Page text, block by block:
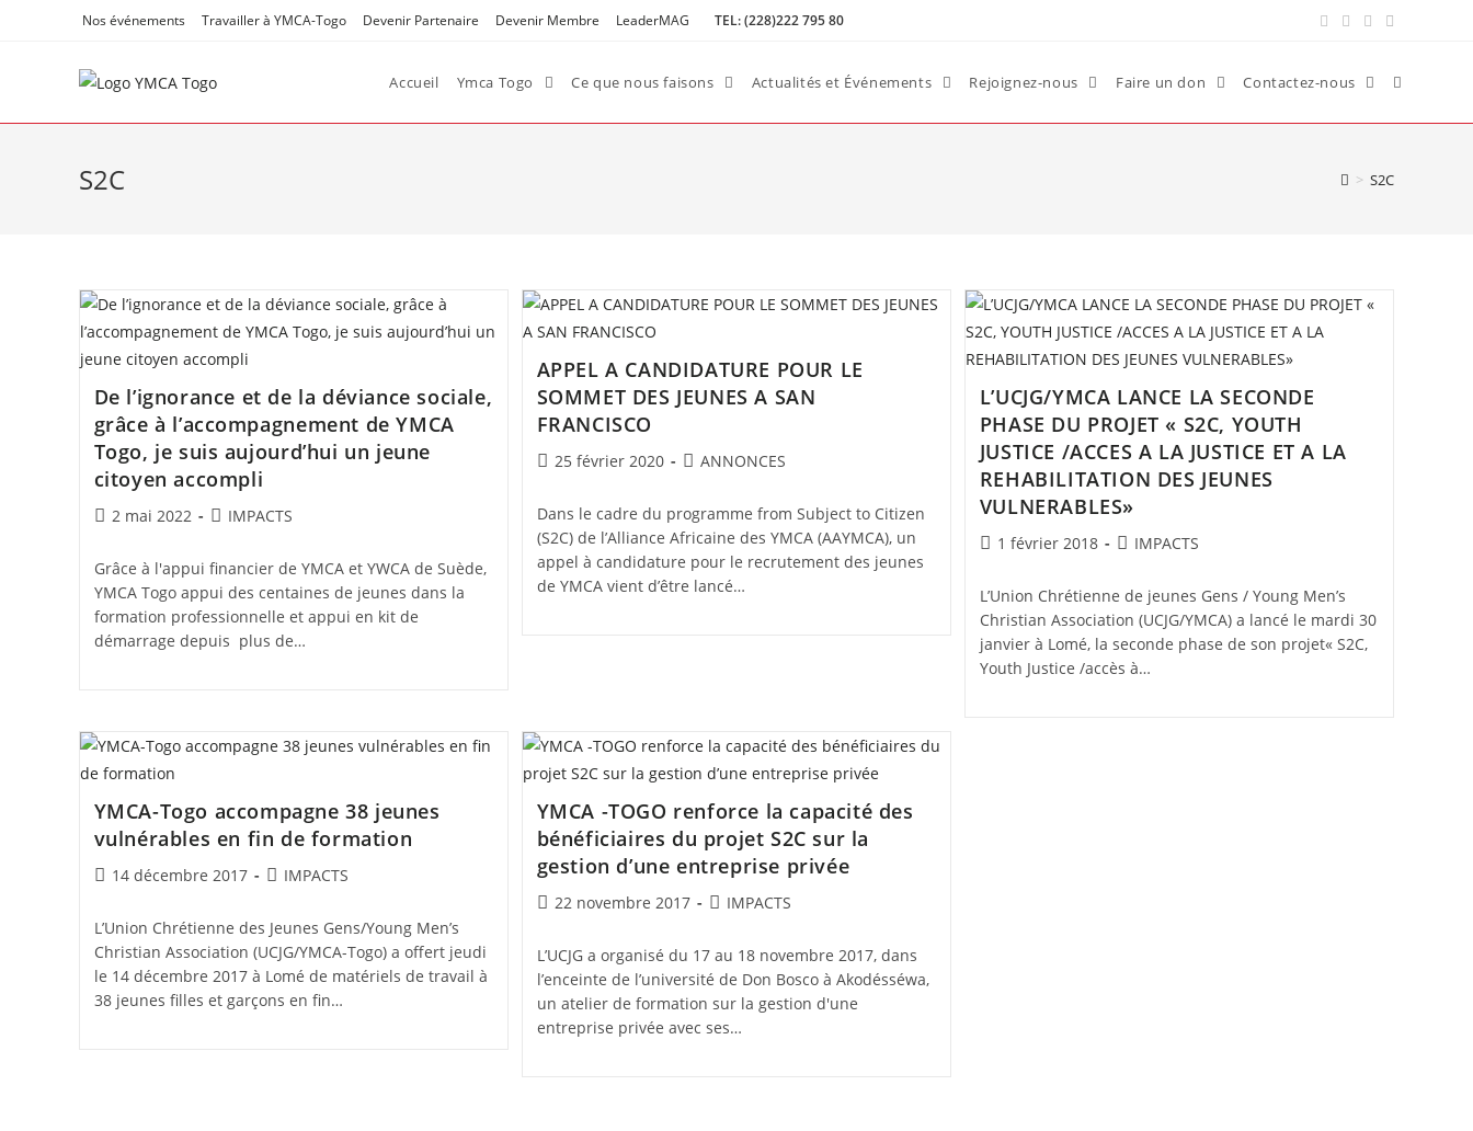
Nos événements Travailler à YMCA-Togo Devenir Partenaire Devenir Membre LeaderMAG TEL: (228)222 795 80
Accueil Ymca Togo Ce que nous faisons Actualités et Événements Rejoignez-nous Faire un don Contactez-nous
S2C > S2C
De l’ignorance et de la déviance sociale,
grâce à l’accompagnement de YMCA
Togo, je suis aujourd’hui un jeune
citoyen accompli
Post2 mai 2022
PostIMPACTS
Grâce à l'appui financier de YMCA et YWCA de Suède,
YMCA Togo appui des centaines de jeunes dans la
formation professionnelle et appui en kit de
démarrage depuis plus de…
APPEL A CANDIDATURE POUR LE
SOMMET DES JEUNES A SAN
FRANCISCO
Post25 février 2020
PostANNONCES
Dans le cadre du programme from Subject to Citizen
(S2C) de l’Alliance Africaine des YMCA (AAYMCA), un
appel à candidature pour le recrutement des jeunes
de YMCA vient d’être lancé…
L’UCJG/YMCA LANCE LA SECONDE
PHASE DU PROJET « S2C, YOUTH
JUSTICE /ACCES A LA JUSTICE ET A LA
REHABILITATION DES JEUNES
VULNERABLES»
Post1 février 2018
PostIMPACTS
L’Union Chrétienne de jeunes Gens / Young Men’s
Christian Association (UCJG/YMCA) a lancé le mardi 30
janvier à Lomé, la seconde phase de son projet« S2C,
Youth Justice /accès à…
YMCA-Togo accompagne 38 jeunes
vulnérables en fin de formation
Post14 décembre 2017
PostIMPACTS
L’Union Chrétienne des Jeunes Gens/Young Men’s
Christian Association (UCJG/YMCA-Togo) a offert jeudi
le 14 décembre 2017 à Lomé de matériels de travail à
38 jeunes filles et garçons en fin…
YMCA -TOGO renforce la capacité des
bénéficiaires du projet S2C sur la
gestion d’une entreprise privée
Post22 novembre 2017
PostIMPACTS
L’UCJG a organisé du 17 au 18 novembre 2017, dans
l’enceinte de l’université de Don Bosco à Akodésséwa,
un atelier de formation sur la gestion d'une
entreprise privée avec ses…